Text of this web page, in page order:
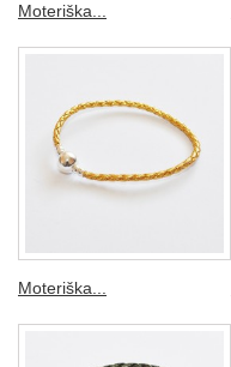
Moteriška...
Moteriška...